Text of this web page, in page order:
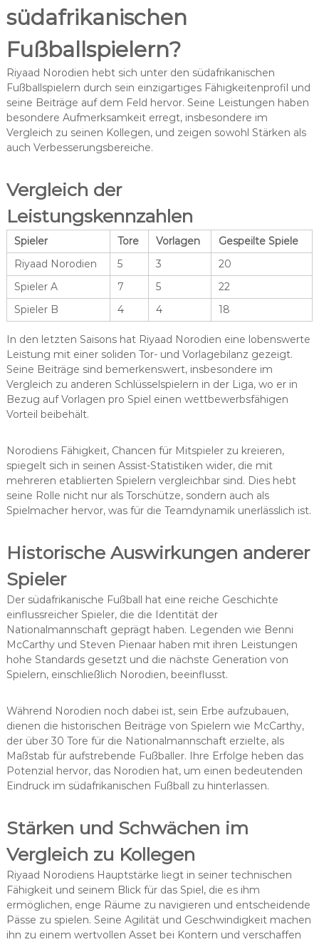
südafrikanischen
Fußballspielern?
Riyaad Norodien hebt sich unter den südafrikanischen
Fußballspielern durch sein einzigartiges Fähigkeitenprofil und
seine Beiträge auf dem Feld hervor. Seine Leistungen haben
besondere Aufmerksamkeit erregt, insbesondere im
Vergleich zu seinen Kollegen, und zeigen sowohl Stärken als
auch Verbesserungsbereiche.
Vergleich der
Leistungskennzahlen
Spieler Tore Vorlagen
Gespeilte Spiele
Riyaad Norodien
5 3
20
Spieler A
7 5
22
Spieler B
4 4 18
In den letzten Saisons hat Riyaad Norodien eine lobenswerte
Leistung mit einer soliden Tor- und Vorlagebilanz gezeigt.
Seine Beiträge sind bemerkenswert, insbesondere im
Vergleich zu anderen Schlüsselspielern in der Liga, wo er in
Bezug auf Vorlagen pro Spiel einen wettbewerbsfähigen
Vorteil beibehält.
Norodiens Fähigkeit, Chancen für Mitspieler zu kreieren,
spiegelt sich in seinen Assist-Statistiken wider, die mit
mehreren etablierten Spielern vergleichbar sind. Dies hebt
seine Rolle nicht nur als Torschütze, sondern auch als
Spielmacher hervor, was für die Teamdynamik unerlässlich ist.
Historische Auswirkungen anderer
Spieler
Der südafrikanische Fußball hat eine reiche Geschichte
einflussreicher Spieler, die die Identität der
Nationalmannschaft geprägt haben. Legenden wie Benni
McCarthy und Steven Pienaar haben mit ihren Leistungen
hohe Standards gesetzt und die nächste Generation von
Spielern, einschließlich Norodien, beeinflusst.
Während Norodien noch dabei ist, sein Erbe aufzubauen,
dienen die historischen Beiträge von Spielern wie McCarthy,
der über 30 Tore für die Nationalmannschaft erzielte, als
Maßstab für aufstrebende Fußballer. Ihre Erfolge heben das
Potenzial hervor, das Norodien hat, um einen bedeutenden
Eindruck im südafrikanischen Fußball zu hinterlassen.
Stärken und Schwächen im
Vergleich zu Kollegen
Riyaad Norodiens Hauptstärke liegt in seiner technischen
Fähigkeit und seinem Blick für das Spiel, die es ihm
ermöglichen, enge Räume zu navigieren und entscheidende
Pässe zu spielen. Seine Agilität und Geschwindigkeit machen
ihn zu einem wertvollen Asset bei Kontern und verschaffen